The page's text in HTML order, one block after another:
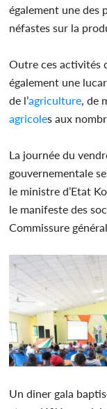
également une des
néfastes sur la
Outre ces activités
également une
de l’agriculture , de
agricoles aux
La journée du
gouvernementale
le ministre d’Etat
le manifeste des
Commissure
Un diner gala